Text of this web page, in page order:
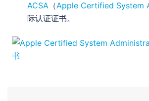
ACSA （Apple Certified System
际认证证书。